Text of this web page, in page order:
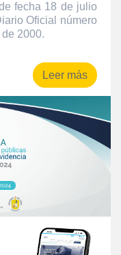
fecha 18 de julio
Oficial número
2000.
Leer más